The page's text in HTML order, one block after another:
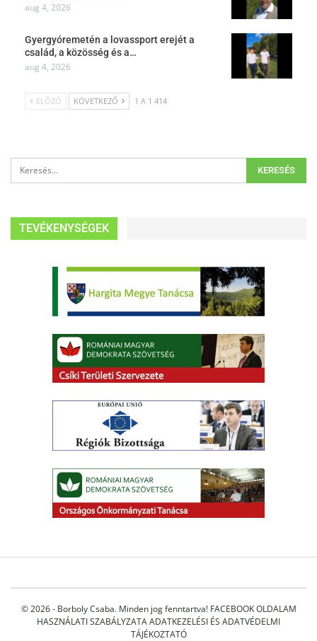
aug 4, 2026
Gyergyóremetén a lovassport erejét a
család, a közösség és a…
aug 4, 2026
ELŐZŐ KÖVETKEZŐ 1 A 1 414
TEVÉKENYSÉGEK
© 2026 - Borboly Csaba. Minden jog fenntartva! FACEBOOK OLDALAM
HASZNÁLATI SZABÁLYZATAADATKEZELÉSI ÉS ADATVÉDELMI
TÁJÉKOZTATÓ